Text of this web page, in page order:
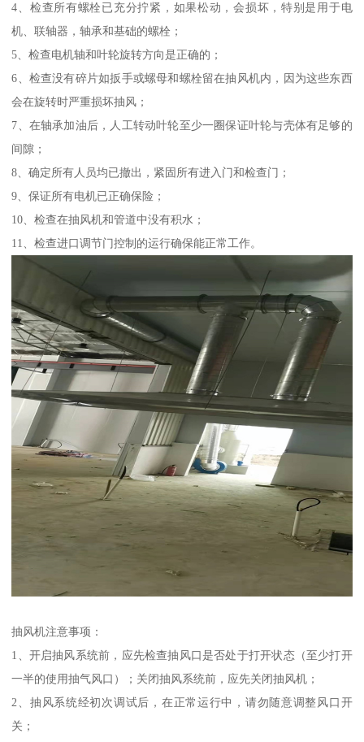
4、检查所有螺栓已充分拧紧，如果松动，会损坏，特别是用于电
机、联轴器，轴承和基础的螺栓；
5、检查电机轴和叶轮旋转方向是正确的；
6、检查没有碎片如扳手或螺母和螺栓留在抽风机内，因为这些东西
会在旋转时严重损坏抽风；
7、在轴承加油后，人工转动叶轮至少一圈保证叶轮与壳体有足够的
间隙；
8、确定所有人员均已撤出，紧固所有进入门和检查门；
9、保证所有电机已正确保险；
10、检查在抽风机和管道中没有积水；
11、检查进口调节门控制的运行确保能正常工作。
抽风机注意事项：
1、开启抽风系统前，应先检查抽风口是否处于打开状态（至少打开
一半的使用抽气风口）；关闭抽风系统前，应先关闭抽风机；
2、抽风系统经初次调试后，在正常运行中，请勿随意调整风口开
关；